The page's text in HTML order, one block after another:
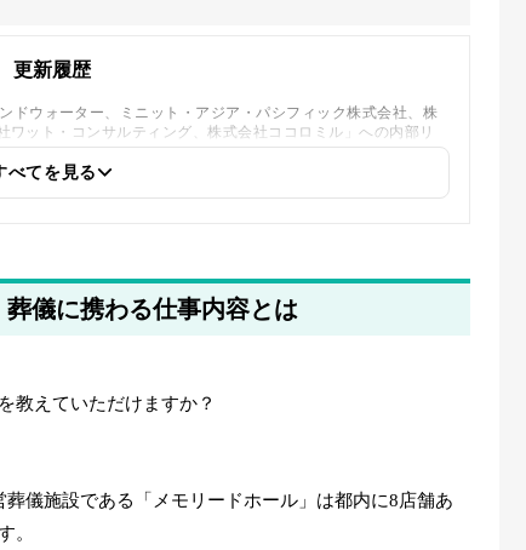
更新履歴
ドウォーター、ミニット・アジア・パシフィック株式会社、株
ット・コンサルティング、株式会社ココロミル」への内部リ
べてを見る
儀に携わる仕事内容とは
教えていただけますか？
儀施設である「メモリードホール」は都内に8店舗あ
。